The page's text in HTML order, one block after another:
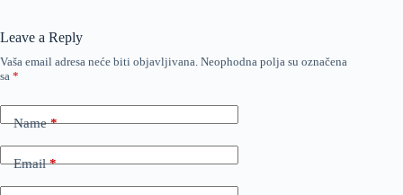
Leave a Reply
Vaša email adresa neće biti objavljivana. Neophodna polja su označena
sa *
Name*
Email*